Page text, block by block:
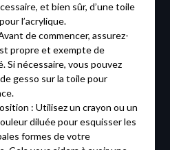
et bien sûr, d’une toile
l’acrylique.
de commencer, assurez-
propre et exempte de
Si nécessaire, vous pouvez
gesso sur la toile pour
: Utilisez un crayon ou un
diluée pour esquisser les
formes de votre